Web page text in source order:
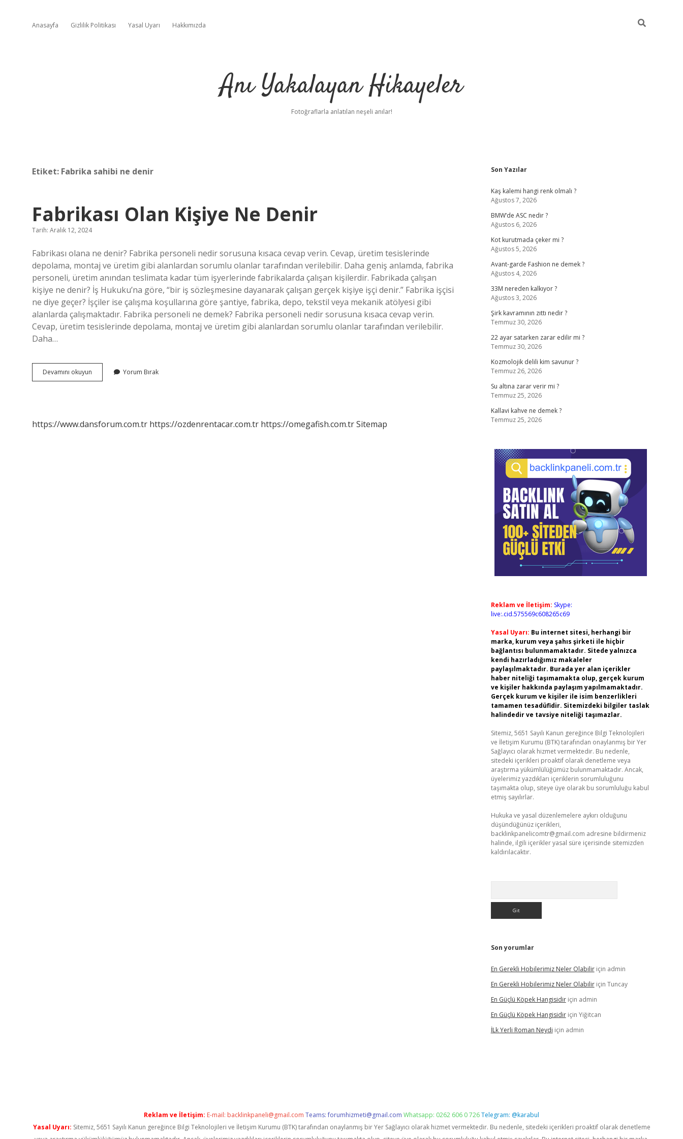
Anasayfa Gizlilik Politikası Yasal Uyarı Hakkımızda
Anı Yakalayan Hikayeler
Fotoğraflarla anlatılan neşeli anılar!
Etiket: Fabrika sahibi ne denir
Fabrikası Olan Kişiye Ne Denir
Tarih: Aralık 12, 2024
Fabrikası olana ne denir? Fabrika personeli nedir sorusuna kısaca cevap verin. Cevap, üretim tesislerinde
depolama, montaj ve üretim gibi alanlardan sorumlu olanlar tarafından verilebilir. Daha geniş anlamda, fabrika
personeli, üretim anından teslimata kadar tüm işyerlerinde fabrikalarda çalışan kişilerdir. Fabrikada çalışan
kişiye ne denir? İş Hukuku’na göre, “bir iş sözleşmesine dayanarak çalışan gerçek kişiye işçi denir.” Fabrika işçisi
ne diye geçer? İşçiler ise çalışma koşullarına göre şantiye, fabrika, depo, tekstil veya mekanik atölyesi gibi
alanlarda çalışmaktadır. Fabrika personeli ne demek? Fabrika personeli nedir sorusuna kısaca cevap verin.
Cevap, üretim tesislerinde depolama, montaj ve üretim gibi alanlardan sorumlu olanlar tarafından verilebilir.
Daha…
Devamını okuyun Fabrikası
Olan
Yorum Bırak
https://www.dansforum.com.tr https://ozdenrentacar.com.tr https://omegafish.com.trSitemap
Sidebar
Son Yazılar
Kaş kalemi hangi renk olmalı ?
Ağustos 7, 2026
BMW’de ASC nedir ?
Ağustos 6, 2026
Kot kurutmada çeker mi ?
Ağustos 5, 2026
Avant-garde Fashion ne demek ?
Ağustos 4, 2026
33M nereden kalkıyor ?
Ağustos 3, 2026
Şirk kavramının zıttı nedir ?
Temmuz 30, 2026
22 ayar satarken zarar edilir mi ?
Temmuz 30, 2026
Kozmolojik delili kim savunur ?
Temmuz 26, 2026
Su altına zarar verir mi ?
Temmuz 25, 2026
Kallavi kahve ne demek ?
Temmuz 25, 2026
Reklam ve İletişim: Skype:
live:.cid.575569c608265c69
Yasal Uyarı: Bu internet sitesi, herhangi bir
marka, kurum veya şahıs şirketi ile hiçbir
bağlantısı bulunmamaktadır. Sitede yalnızca
kendi hazırladığımız makaleler
paylaşılmaktadır. Burada yer alan içerikler
haber niteliği taşımamakta olup, gerçek kurum
ve kişiler hakkında paylaşım yapılmamaktadır.
Gerçek kurum ve kişiler ile isim benzerlikleri
tamamen tesadüfidir. Sitemizdeki bilgiler taslak
halindedir ve tavsiye niteliği taşımazlar.
Sitemiz, 5651 Sayılı Kanun gereğince Bilgi Teknolojileri
ve İletişim Kurumu (BTK) tarafından onaylanmış bir Yer
Sağlayıcı olarak hizmet vermektedir. Bu nedenle,
sitedeki içerikleri proaktif olarak denetleme veya
araştırma yükümlülüğümüz bulunmamaktadır. Ancak,
üyelerimiz yazdıkları içeriklerin sorumluluğunu
taşımakta olup, siteye üye olarak bu sorumluluğu kabul
etmiş sayılırlar.
Hukuka ve yasal düzenlemelere aykırı olduğunu
düşündüğünüz içerikleri,
backlinkpanelicomtr@gmail.com adresine bildirmeniz
halinde, ilgili içerikler yasal süre içerisinde sitemizden
kaldırılacaktır.
Son yorumlar
En Gerekli Hobilerimiz Neler Olabiliriçin admin
En Gerekli Hobilerimiz Neler Olabiliriçin Tuncay
En Güçlü Köpek Hangisidiriçin admin
En Güçlü Köpek Hangisidiriçin Yiğitcan
İLk Yerli Roman Neydi için admin
Reklam ve İletişim: E-mail: backlinkpaneli@gmail.com Teams:forumhizmeti@gmail.com Whatsapp: 0262 606 0 726Telegram: @karabul
Yasal Uyarı: Sitemiz, 5651 Sayılı Kanun gereğince Bilgi Teknolojileri ve İletişim Kurumu (BTK) tarafından onaylanmış bir Yer Sağlayıcı olarak hizmet vermektedir. Bu nedenle, sitedeki içerikleri proaktif olarak denetleme